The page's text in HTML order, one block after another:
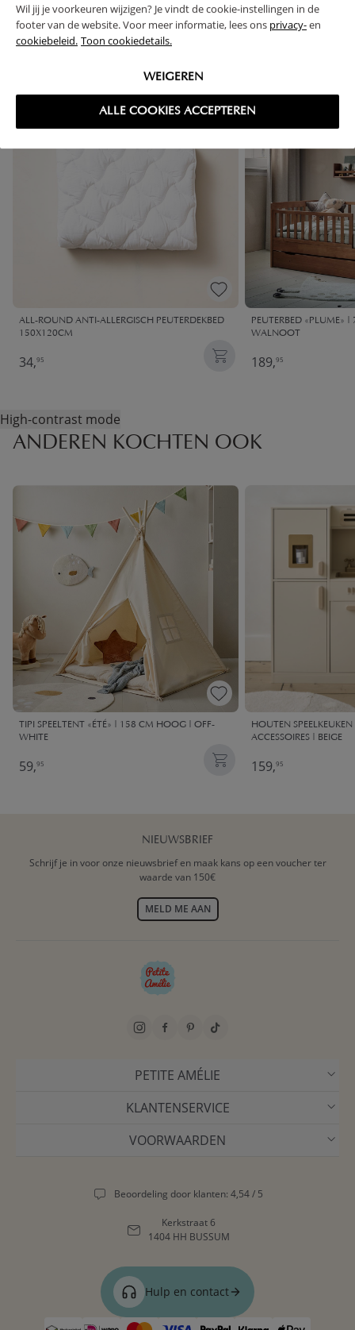
Wil jij je voorkeuren wijzigen? Je vindt de cookie-instellingen in de
footer van de website. Voor meer informatie, lees ons privacy-en
cookiebeleid. Toon cookiedetails.
WEIGEREN
ALLE COOKIES ACCEPTEREN
High-contrast mode
VAAK SAMEN GEKOCHT
ALL-ROUND ANTI-ALLERGISCH PEUTERDEKBED
150X120CM
34,95
PEUTERBED «PLUME»
WALNOOT
189,95
High-contrast mode
ANDEREN KOCHTEN OOK
TIPI SPEELTENT «ÉTÉ» | 158 CM HOOG | OFF-
WHITE
59,95
HOUTEN
ACCESSOIRES | BEIGE
159,95
NIEUWSBRIEF
Schrijf je in voor onze nieuwsbrief en maak kans op een voucher ter
waarde van 150€
MELD ME AAN
PETITE AMÉLIE
KLANTENSERVICE
VOORWAARDEN
Beoordeling door klanten: 4,54 / 5
Kerkstraat 6
1404 HH BUSSUM
Hulp en contact